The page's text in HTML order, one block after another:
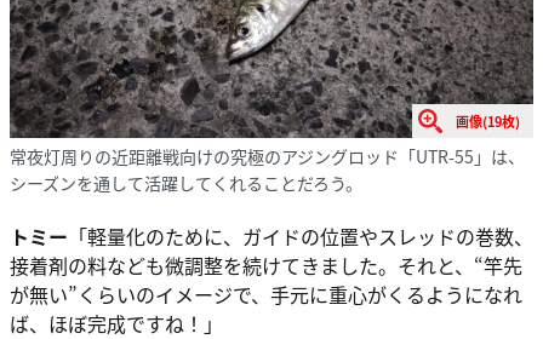
画像(19枚)
常夜灯周りの近距離戦向けの究極のアジングロッド「UTR-55」は、
シーズンを通して活躍してくれることだろう。
トミー 「軽量化のために、ガイドの位置やスレッドの巻数、
接着剤の料なども微調整を続けてきました。それと、“竿先
が無い”くらいのイメージで、手元に重心がくるようになれ
ば、ほぼ完成ですね！」